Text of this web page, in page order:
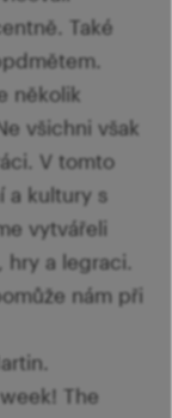
Také
několik
všichni však
V tomto
a kultury s
vytvářeli
hry a legraci.
nám při
The